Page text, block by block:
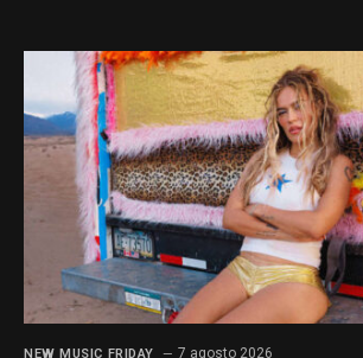
NEW MUSIC FRIDAY 7 agosto 2026